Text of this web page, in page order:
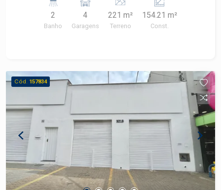
visibilidade do seu negócio. Amplo salão
comercial com pé direito de 5 m Vitrine com
excelente exposição para a avenida Portão
empresas que buscam espaço funcional, boa
distribuição interna e localização privilegiada
para atendimento e operação. Construa seu futuro
com quem é agente de desenvolvimento do
mercado imobiliário de Piracicaba. Agende sua
visita.
2
Banho
4
Garagens
221 m²
Terreno
154.21 m²
Const.
Cód. 157834